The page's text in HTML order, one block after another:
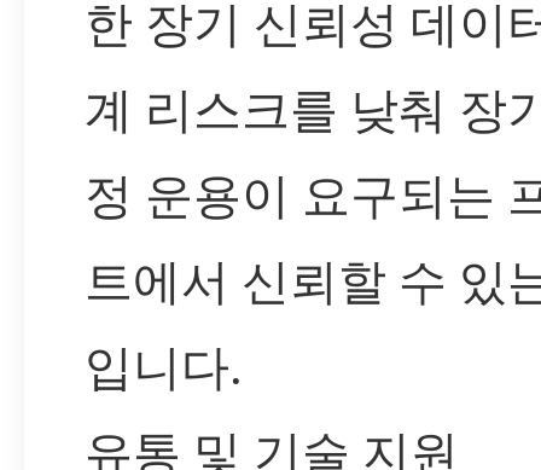
한 장기 신뢰성 데이
계 리스크를 낮춰 장
정 운용이 요구되는
트에서 신뢰할 수 있
입니다.
유통 및 기술 지원